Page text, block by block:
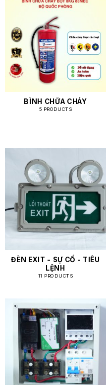
BÌNH CHỮA CHÁY
5 PRODUCTS
ĐÈN EXIT - SỰ CỐ - TIÊU
LỆNH
11 PRODUCTS